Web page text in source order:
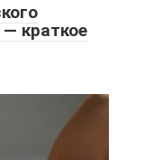
краткое